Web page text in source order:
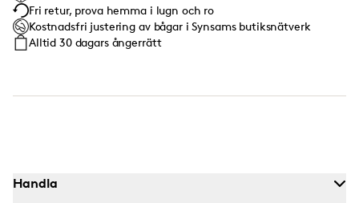
Fri retur, prova hemma i lugn och ro
Kostnadsfri justering av bågar i Synsams butiksnätverk
Alltid 30 dagars ångerrätt
Handla